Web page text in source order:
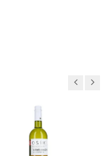
Previous
Next